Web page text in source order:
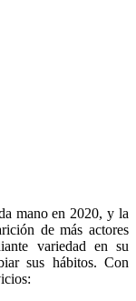
mano en 2020, y la
de más actores
variedad en su
sus hábitos. Con